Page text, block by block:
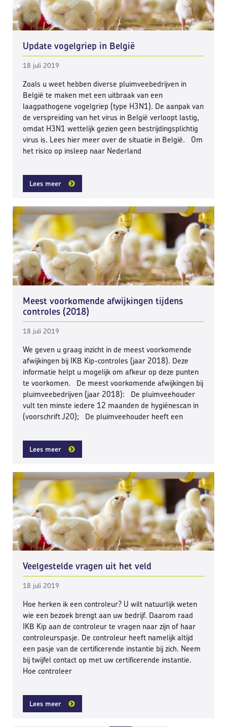
Update vogelgriep in België
18 juli 2019
Zoals u weet hebben diverse pluimveebedrijven in
België te maken met een uitbraak van een
laagpathogene vogelgriep (type H3N1). De aanpak van
de verspreiding van het virus in België verloopt lastig,
omdat H3N1 wettelijk gezien geen bestrijdingsplichtig
virus is. Lees hier meer over de situatie in België. Om
het risico op insleep naar Nederland
Lees meer
Meest voorkomende afwijkingen tijdens
controles (2018)
18 juli 2019
We geven u graag inzicht in de meest voorkomende
afwijkingen bij IKB Kip-controles (jaar 2018). Deze
informatie helpt u mogelijk om afkeur op deze punten
te voorkomen. De meest voorkomende afwijkingen bij
pluimveebedrijven (jaar 2018): De pluimveehouder
vult ten minste iedere 12 maanden de hygiënescan in
(voorschrift J20); De pluimveehouder heeft een
Lees meer
Veelgestelde vragen uit het veld
18 juli 2019
Hoe herken ik een controleur? U wilt natuurlijk weten
wie een bezoek brengt aan uw bedrijf. Daarom raad
IKB Kip aan de controleur te vragen naar zijn of haar
controleurspasje. De controleur heeft namelijk altijd
een pasje van de certificerende instantie bij zich. Neem
bij twijfel contact op met uw certificerende instantie.
Hoe controleer
Lees meer